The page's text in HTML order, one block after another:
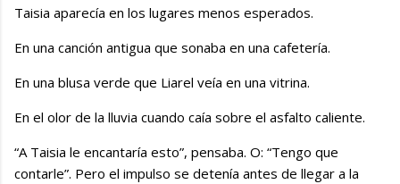
Taisia aparecía en los lugares menos esperados.
En una canción antigua que sonaba en una cafetería.
En una blusa verde que Liarel veía en una vitrina.
En el olor de la lluvia cuando caía sobre el asfalto caliente.
“A Taisia le encantaría esto”, pensaba. O: “Tengo que
contarle”. Pero el impulso se detenía antes de llegar a la